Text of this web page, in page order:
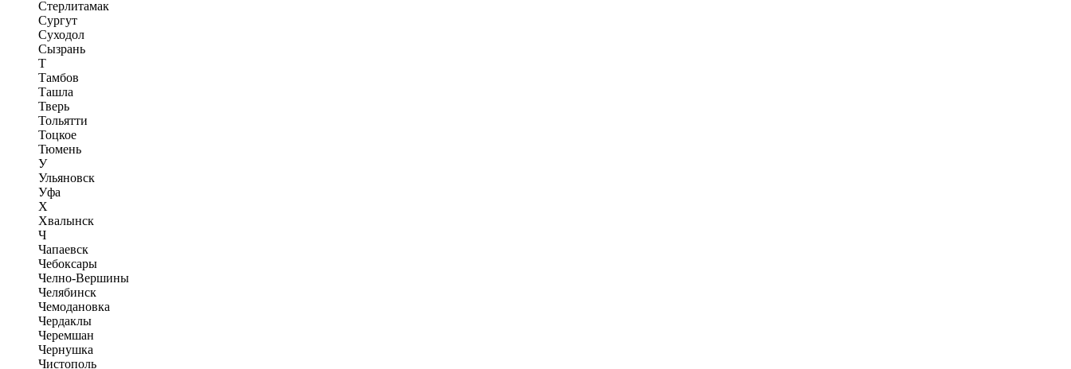
Стерлитамак
Сургут
Суходол
Сызрань
Т
Тамбов
Ташла
Тверь
Тольятти
Тоцкое
Тюмень
У
Ульяновск
Уфа
Х
Хвалынск
Ч
Чапаевск
Чебоксары
Челно-Вершины
Челябинск
Чемодановка
Чердаклы
Черемшан
Чернушка
Чистополь